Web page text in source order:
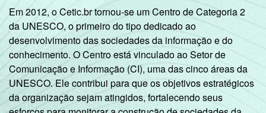
Fonte: NIC.br - set 2013 / dez 2013
Em 2012, o Cetic.br tornou-se um Centro de Categoria 2
da UNESCO, o primeiro do tipo dedicado ao
desenvolvimento das sociedades da informação e do
conhecimento. O Centro está vinculado ao Setor de
Comunicação e Informação (CI), uma das cinco áreas da
UNESCO. Ele contribui para que os objetivos estratégicos
da organização sejam atingidos, fortalecendo seus